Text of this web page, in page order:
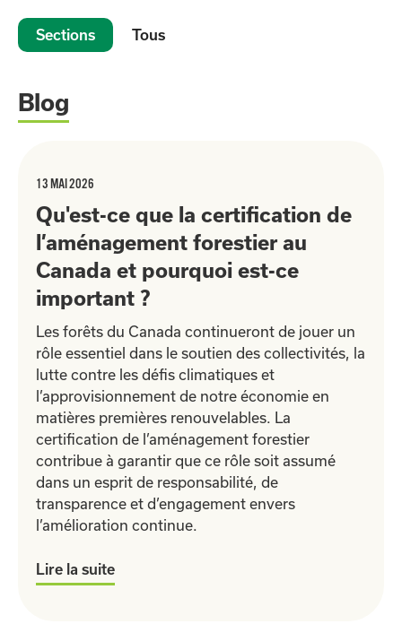
Sections Tous
Blog
13 MAI 2026
Qu'est-ce que la certification de
l’aménagement forestier au
Canada et pourquoi est-ce
important ?
Les forêts du Canada continueront de jouer un
rôle essentiel dans le soutien des collectivités, la
lutte contre les défis climatiques et
l’approvisionnement de notre économie en
matières premières renouvelables. La
certification de l’aménagement forestier
contribue à garantir que ce rôle soit assumé
dans un esprit de responsabilité, de
transparence et d’engagement envers
l’amélioration continue.
Lire la suite